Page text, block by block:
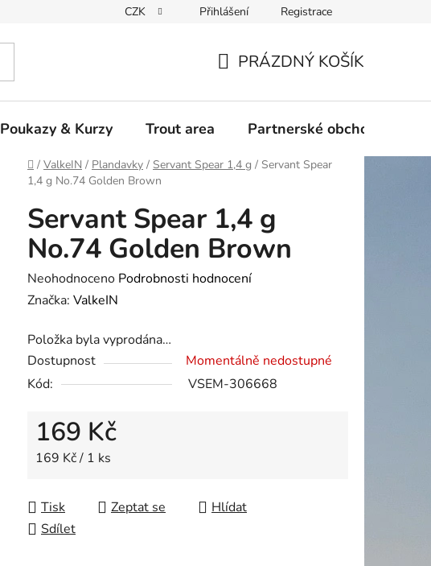
CZK Přihlášení Registrace
KOŠÍK
PRÁZDNÝ KOŠÍK
Poukazy & Kurzy Trout area Partnerské obchody
Domů
/ ValkeIN / Plandavky / Servant Spear 1,4 g / Servant Spear
1,4 g No.74 Golden Brown
Servant Spear 1,4 g
No.74 Golden Brown
Průměrné
hodnocení
je
0,0
z
hvězdiček.
Neohodnoceno Podrobnosti hodnocení
Značka: ValkeIN
Položka byla vyprodána…
Dostupnost
Momentálně nedostupné
Kód:
VSEM-306668
169 Kč
Měrná cena:
169 Kč / 1 ks
Tisk Zeptat se
Hlídat
Sdílet